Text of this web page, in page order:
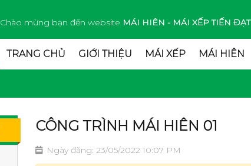
Chào mừng bạn đến website MÁI HIÊN - MÁI XẾP TIẾN ĐẠT
TRANG CHỦ GIỚI THIỆU MÁI XẾP MÁI HIÊN
CÔNG TRÌNH MÁI HIÊN 01
Ngày đăng: 23/05/2022 10:07 PM